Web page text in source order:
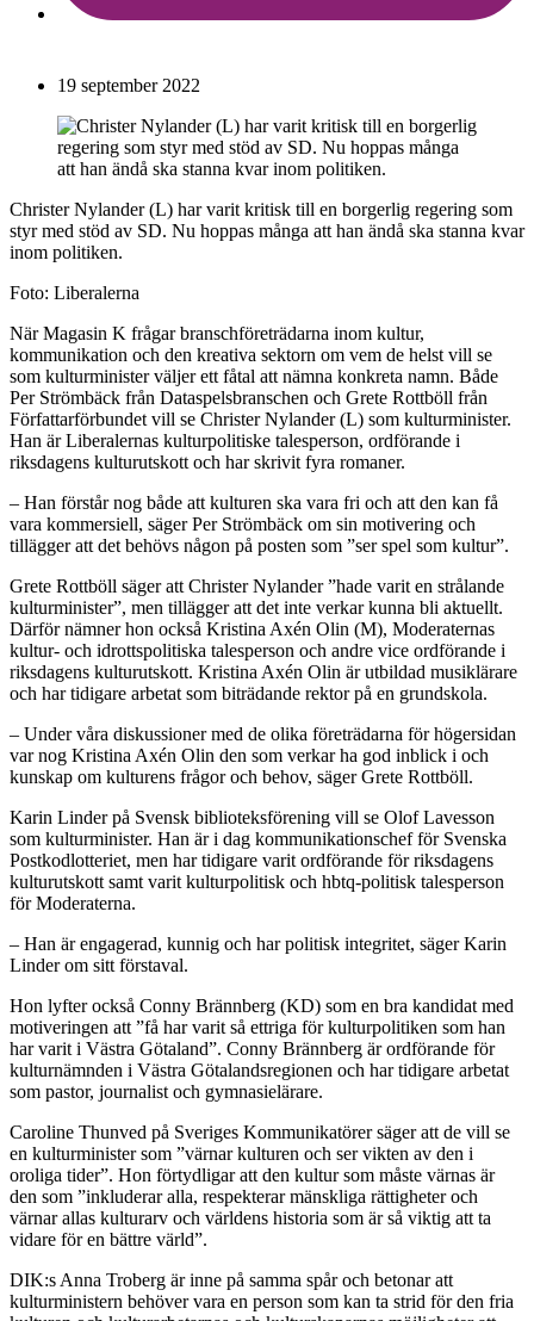
19 september 2022
Christer Nylander (L) har varit kritisk till en borgerlig regering som
styr med stöd av SD. Nu hoppas många att han ändå ska stanna kvar
inom politiken.
Foto: Liberalerna
När Magasin K frågar branschföreträdarna inom kultur,
kommunikation och den kreativa sektorn om vem de helst vill se
som kulturminister väljer ett fåtal att nämna konkreta namn. Både
Per Strömbäck från Dataspelsbranschen och Grete Rottböll från
Författarförbundet vill se Christer Nylander (L) som kulturminister.
Han är Liberalernas kulturpolitiske talesperson, ordförande i
riksdagens kulturutskott och har skrivit fyra romaner.
– Han förstår nog både att kulturen ska vara fri och att den kan få
vara kommersiell, säger Per Strömbäck om sin motivering och
tillägger att det behövs någon på posten som ”ser spel som kultur”.
Grete Rottböll säger att Christer Nylander ”hade varit en strålande
kulturminister”, men tillägger att det inte verkar kunna bli aktuellt.
Därför nämner hon också Kristina Axén Olin (M), Moderaternas
kultur- och idrottspolitiska talesperson och andre vice ordförande i
riksdagens kulturutskott. Kristina Axén Olin är utbildad musiklärare
och har tidigare arbetat som biträdande rektor på en grundskola.
– Under våra diskussioner med de olika företrädarna för högersidan
var nog Kristina Axén Olin den som verkar ha god inblick i och
kunskap om kulturens frågor och behov, säger Grete Rottböll.
Karin Linder på Svensk biblioteksförening vill se Olof Lavesson
som kulturminister. Han är i dag kommunikationschef för Svenska
Postkodlotteriet, men har tidigare varit ordförande för riksdagens
kulturutskott samt varit kulturpolitisk och hbtq-politisk talesperson
för Moderaterna.
– Han är engagerad, kunnig och har politisk integritet, säger Karin
Linder om sitt förstaval.
Hon lyfter också Conny Brännberg (KD) som en bra kandidat med
motiveringen att ”få har varit så ettriga för kulturpolitiken som han
har varit i Västra Götaland”. Conny Brännberg är ordförande för
kulturnämnden i Västra Götalandsregionen och har tidigare arbetat
som pastor, journalist och gymnasielärare.
Caroline Thunved på Sveriges Kommunikatörer säger att de vill se
en kulturminister som ”värnar kulturen och ser vikten av den i
oroliga tider”. Hon förtydligar att den kultur som måste värnas är
den som ”inkluderar alla, respekterar mänskliga rättigheter och
värnar allas kulturarv och världens historia som är så viktig att ta
vidare för en bättre värld”.
DIK:s Anna Troberg är inne på samma spår och betonar att
kulturministern behöver vara en person som kan ta strid för den fria